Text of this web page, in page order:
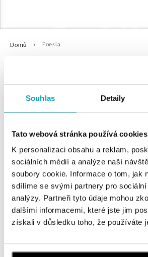
Souhlas Detaily
Tato webová stránka používá cookies
K personalizaci obsahu a reklam,
sociálních médií a analýze naší
soubory cookie. Informace o tom, jak
sdílíme se svými partnery pro
analýzy. Partneři tyto údaje mohou
dalšími informacemi, které jste jim
získali v důsledku toho, že používáte
Domů Poesia
0 z 0 produktů
V katalogu nejsou žádné produkty.